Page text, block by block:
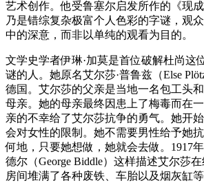
艺术创作。他受鲁塞尔启发所作的《现成
乃是错综复杂极富个人色彩的字谜，观
中的深意，而非以单纯的观看为目的。
文学史学者伊琳·加莫是首位破解杜尚这
谜的人。她原名艾尔莎·普鲁兹（Else
德国。艾尔莎的父亲是当地一名包工头
母亲。她的母亲最终因患上了梅毒而在
亲的不幸给了艾尔莎抗争的勇气。她开
会对女性的限制。她不需要男性给予她
何地，只要她想做，她就会去做。1917
德尔（George Biddle）这样描述艾尔莎
房间堆满了各种废铁、车胎以及烟灰缸